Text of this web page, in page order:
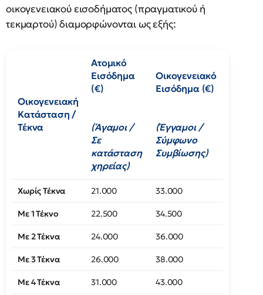
οικογενειακού εισοδήματος (πραγματικού ή
τεκμαρτού) διαμορφώνονται ως εξής:
Οικογενειακή
Κατάσταση /
Τέκνα
Ατομικό
Εισόδημα
(€)
(Άγαμοι /
Σε
κατάσταση
χηρείας)
Οικογενειακό
Εισόδημα (€)
(Έγγαμοι /
Σύμφωνο
Συμβίωσης)
Χωρίς Τέκνα 21.000 33.000
Με 1 Τέκνο 22.500 34.500
Με 2 Τέκνα 24.000 36.000
Με 3 Τέκνα 26.000 38.000
Με 4 Τέκνα 31.000 43.000